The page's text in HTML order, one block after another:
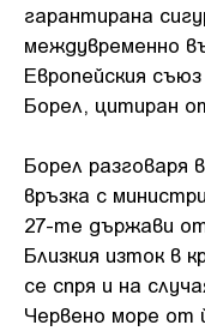
гарантирана
междувременно
Европейския
Борел, цитиран
Борел разговаря
връзка с
27-те държави
Близкия изток в
се спря и на
Червено море от